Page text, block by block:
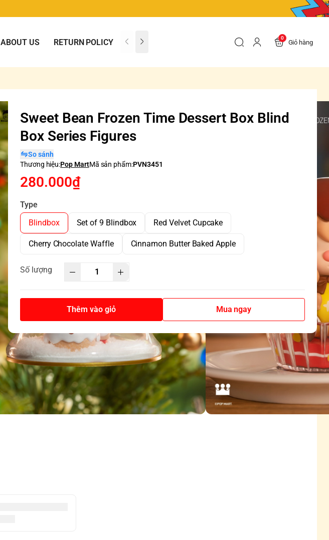
ABOUT US RETURN POLICY CONTACT US 0
Giỏ hàng
Sweet Bean Frozen Time Dessert Box Blind
Box Series Figures
So sánh
Thương hiệu:Pop MartMã sản phẩm:PVN3451
280.000₫
Type
Blindbox
Set of 9 Blindbox Red Velvet Cupcake
Cherry Chocolate Waffle Cinnamon Butter Baked Apple
Số lượng
Thêm vào giỏ Mua ngay